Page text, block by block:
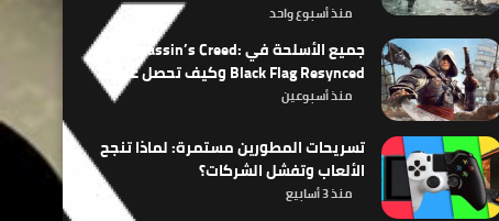
منذ أسبوع واحد
جميع الأسلحة في Assassin’s Creed:
Black Flag Resynced وكيف تحصل عليها
منذ أسبوعين
تسريحات المطورين مستمرة: لماذا تنجح
الألعاب وتفشل الشركات؟
منذ 3 أسابيع